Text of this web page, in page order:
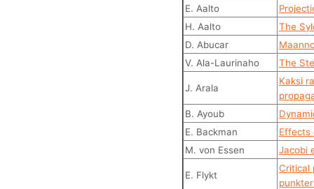
E. Aalto
H. Aalto
The
D. Abucar
V. Ala-Laurinaho
The
J. Arala
Kaksi
B. Ayoub
E. Backman
Effects
M. von Essen
Jacobi
E. Flykt
Critical